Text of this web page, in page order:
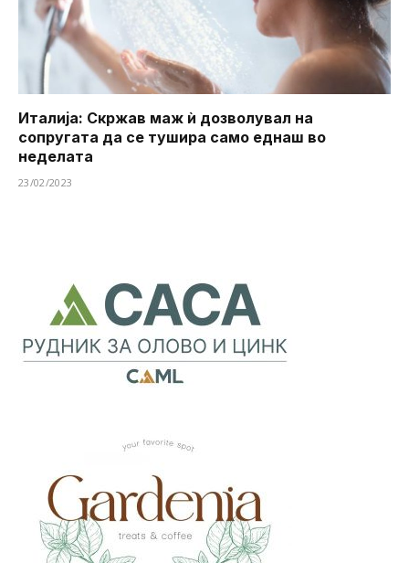
Италија: Скржав маж ѝ дозволувал на
сопругата да се тушира ​​само еднаш во
неделата
23/02/2023